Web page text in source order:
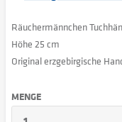
Räuchermännchen
Höhe 25 cm
Original erzgebirgische
MENGE